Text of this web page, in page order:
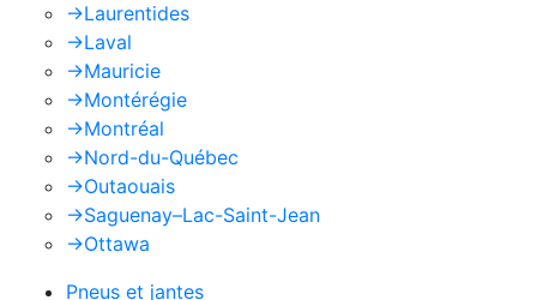
->Laurentides
->Laval
->Mauricie
->Montérégie
->Montréal
->Nord-du-Québec
->Outaouais
->Saguenay–Lac-Saint-Jean
->Ottawa
Pneus et jantes